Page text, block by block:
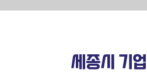
세종시 기